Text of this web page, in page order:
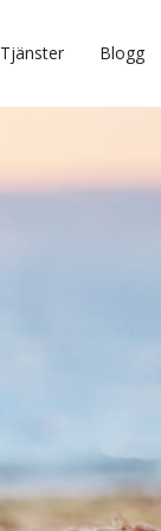
Tjänster Blogg